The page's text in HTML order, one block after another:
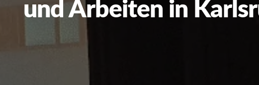
und Arbeiten in